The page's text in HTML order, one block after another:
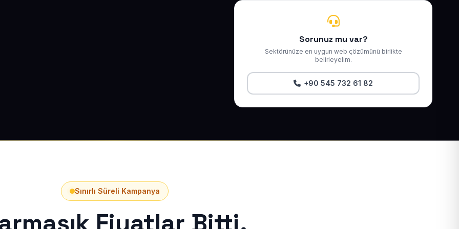
Sorunuz mu var?
Sektörünüze en uygun web çözümünü birlikte
belirleyelim.
+90 545 732 61 82
Sınırlı Süreli Kampanya